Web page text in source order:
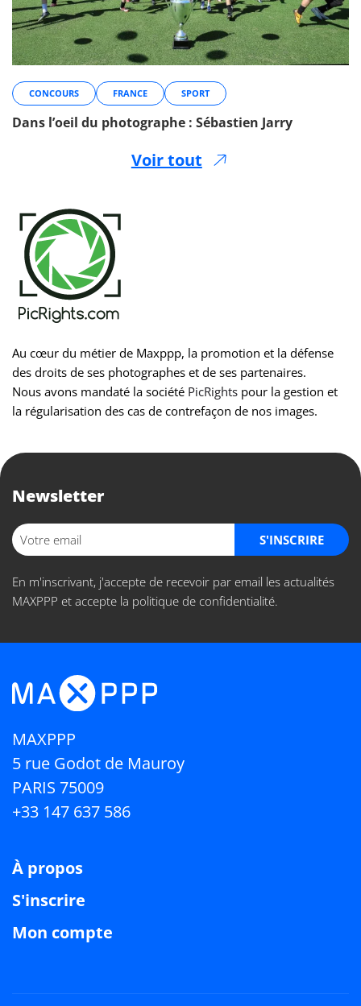
CONCOURS FRANCE SPORT
Dans l’oeil du photographe : Sébastien Jarry
Voir tout
Au cœur du métier de Maxppp, la promotion et la défense
des droits de ses photographes et de ses partenaires.
Nous avons mandaté la société PicRights pour la gestion et
la régularisation des cas de contrefaçon de nos images.
Newsletter
S'INSCRIRE
En m'inscrivant, j'accepte de recevoir par email les actualités
MAXPPP et accepte la politique de confidentialité.
MAXPPP
5 rue Godot de Mauroy
PARIS 75009
+33 147 637 586
À propos
S'inscrire
Mon compte